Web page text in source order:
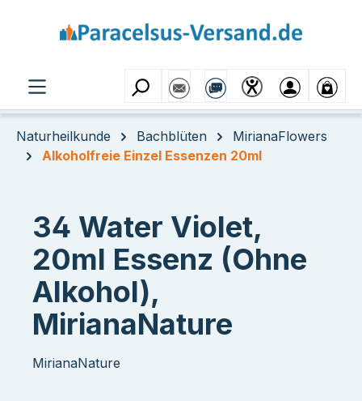
Naturheilkunde Bachblüten
MirianaFlowers
Alkoholfreie Einzel Essenzen 20ml
34 Water Violet,
20ml Essenz (Ohne
Alkohol),
MirianaNature
MirianaNature